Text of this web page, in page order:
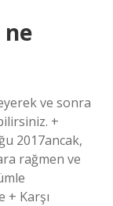
ve sonra
+
2017ancak,
rağmen ve
+ Karşı